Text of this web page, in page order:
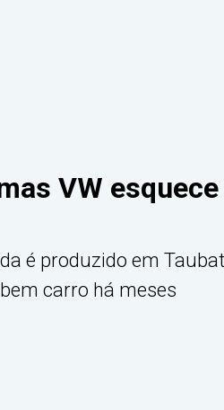
VW
é produzido em
carro há meses